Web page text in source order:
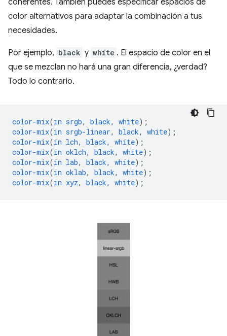
color alternativos para adaptar la combinación a tus
necesidades.
Por ejemplo, black y white . El espacio de color en el
que se mezclan no hará una gran diferencia, ¿verdad?
Todo lo contrario.
color-mix(in srgb, black, white);
color-mix(in srgb-linear, black, white);
color-mix(in lch, black, white);
color-mix(in oklch, black, white);
color-mix(in lab, black, white);
color-mix(in oklab, black, white);
color-mix(in xyz, black, white);